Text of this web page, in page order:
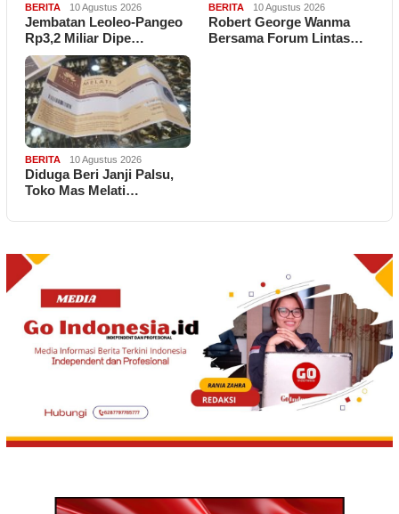
BERITA 10 Agustus 2026
Jembatan Leoleo-Pangeo
Rp3,2 Miliar Dipe…
BERITA 10 Agustus 2026
Robert George Wanma
Bersama Forum Lintas…
BERITA 10 Agustus 2026
Diduga Beri Janji Palsu,
Toko Mas Melati…